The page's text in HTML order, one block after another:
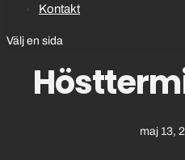
Kontakt
Välj en sida
maj 13,